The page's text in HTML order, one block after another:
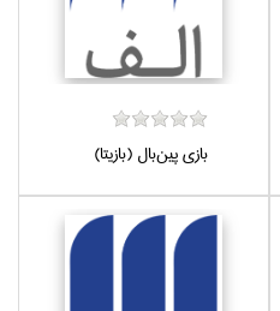
بازي پين‌بال (بازيتا)